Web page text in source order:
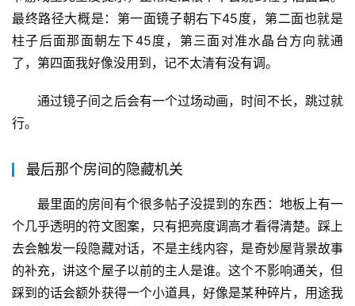
最终路径大概是：第一面镜子朝右下45度，第二面也就是
柱子后面那面朝左下45度，第三面对准水晶台方向就通
了，第四面我好像没用到，记不太清有没有调。
通过镜子间之后会有一个过场动画，时间不长，跳过就
行。
最后那个房间的隐藏机关
最里面的房间有个很多帖子没提到的东西：地板上有一
个几乎透明的符文图案，只有把亮度调高才看得清楚。踩上
去会触发一段隐藏对话，不是主线内容，是奇妙屋背景故事
的补充，讲这个屋子以前的主人是谁。这个不影响通关，但
踩到的话会额外获得一个小道具，好像是某种碎片，用途我